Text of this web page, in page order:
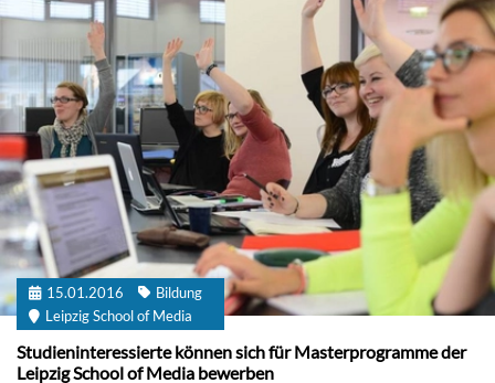
15.01.2016
Bildung
Leipzig School of Media
Studieninteressierte können sich für Masterprogramme der
Leipzig School of Media bewerben